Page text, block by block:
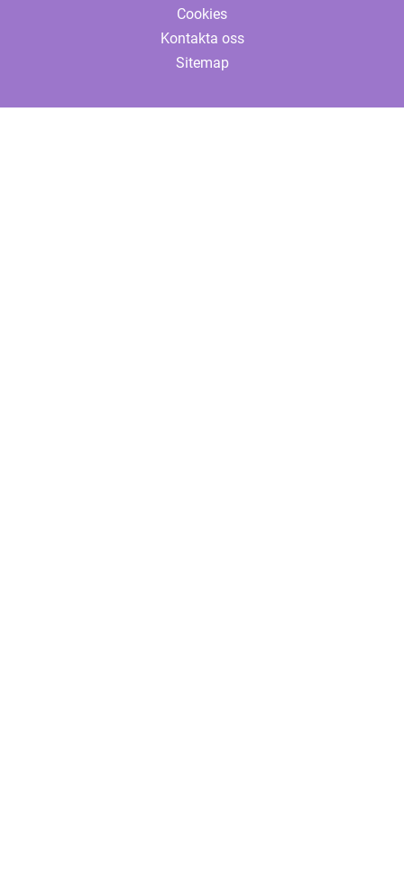
Cookies
Kontakta oss
Sitemap